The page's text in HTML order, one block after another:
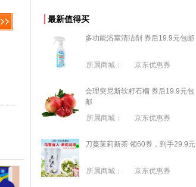
最新值得买
多功能浴室清洁剂 券后19.9元包邮
所属商城： 京东优惠券
会理突尼斯软籽石榴 券后19.9元包
邮
所属商城：
京东优惠券
刀蔓茉莉新茶 领60券，到手29.9元
所属商城： 京东优惠券